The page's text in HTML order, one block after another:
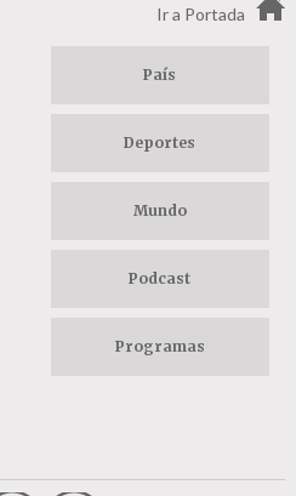
Ir a Portada
País
Deportes
Mundo
Podcast
Programas